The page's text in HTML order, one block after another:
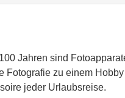
Jahren sind
Fotografie zu einem Hobby
jeder Urlaubsreise.